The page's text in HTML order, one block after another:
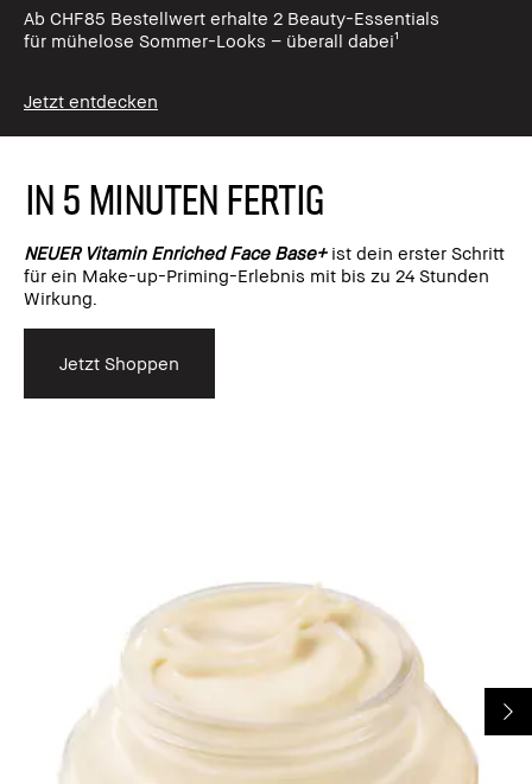
Ab CHF85 Bestellwert erhalte 2 Beauty-Essentials
für mühelose Sommer-Looks – überall dabei¹
Jetzt entdecken
IN 5 MINUTEN FERTIG
NEUER Vitamin Enriched Face Base+ ist dein erster Schritt
für ein Make-up-Priming-Erlebnis mit bis zu 24 Stunden
Wirkung.
Jetzt Shoppen